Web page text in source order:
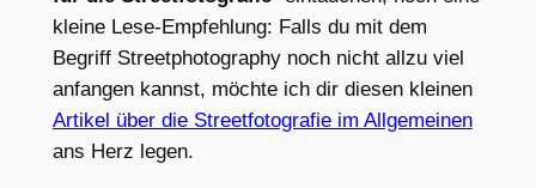
kleine Lese-Empfehlung: Falls du mit dem
Begriff Streetphotography noch nicht allzu viel
anfangen kannst, möchte ich dir diesen kleinen
Artikel über die Streetfotografie im Allgemeinen
ans Herz legen.